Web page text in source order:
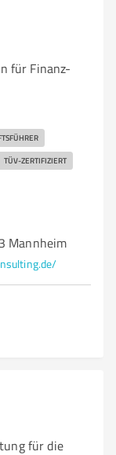
für Finanz-
TÜV-ZERTIFIZIERT
Mannheim
für die